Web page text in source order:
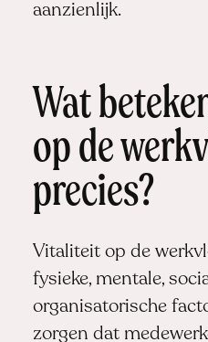
aanzienlijk.
Wat
op de
precies?
Vitaliteit op de
fysieke, mentale,
organisatorische
zorgen dat